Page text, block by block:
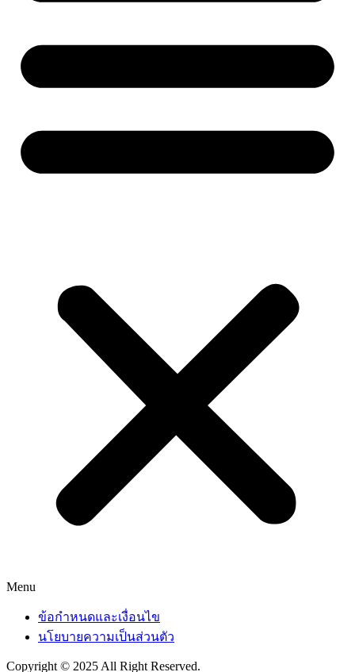
Menu
ข้อกำหนดและเงื่อนไข
นโยบายความเป็นส่วนตัว
Copyright © 2025 All Right Reserved.